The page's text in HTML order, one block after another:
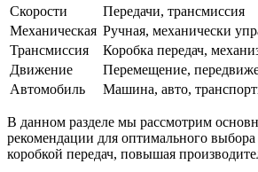
Скорости
Передачи, трансмиссия
Механическая Ручная, механически
Трансмиссия
Коробка передач,
Движение
Перемещение,
Автомобиль
Машина, авто,
В данном разделе мы рассмотрим
рекомендации для оптимального
коробкой передач, повышая